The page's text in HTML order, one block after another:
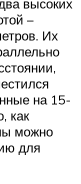
высоких
–
Их
на 15-
как
можно
для